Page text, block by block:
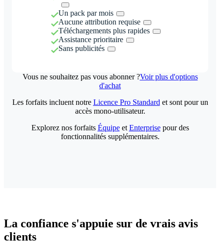
Un pack par mois
Aucune attribution requise
Téléchargements plus rapides
Assistance prioritaire
Sans publicités
Vous ne souhaitez pas vous abonner ?Voir plus d'options
d'achat
Les forfaits incluent notre Licence Pro Standard et sont pour un
accès mono-utilisateur.
Explorez nos forfaits Équipeet Enterprisepour des
fonctionnalités supplémentaires.
La confiance s'appuie sur de vrais avis
clients